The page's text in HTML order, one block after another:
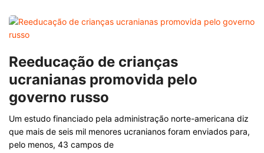
Reeducação de crianças
ucranianas promovida pelo
governo russo
Um estudo financiado pela administração norte-americana diz
que mais de seis mil menores ucranianos foram enviados para,
pelo menos, 43 campos de